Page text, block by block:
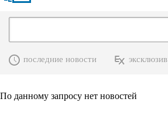
последние новости эксклюзив
По данному запросу нет новостей